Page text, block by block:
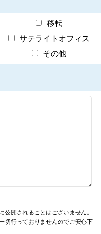
移転
サテライトオフィス
その他
開されることはございません。
切行っておりませんのでご安心下